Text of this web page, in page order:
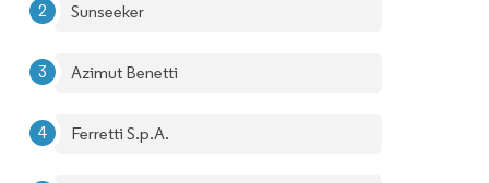
Sunseeker
Azimut Benetti
Ferretti S.p.A.